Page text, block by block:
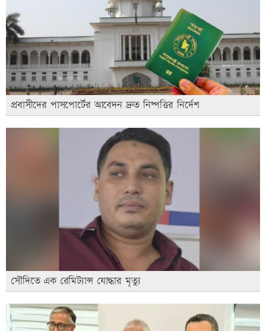
প্রবাসীদের পাসপোর্টের আবেদন দ্রুত নিষ্পত্তির নির্দেশ
সৌদিতে এক রেমিট্যান্স যোদ্ধার মৃত্যু